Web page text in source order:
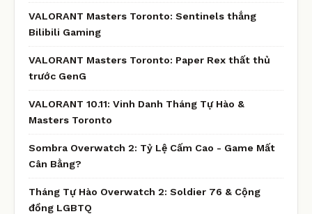
VALORANT Masters Toronto: Sentinels thắng
Bilibili Gaming
VALORANT Masters Toronto: Paper Rex thất thủ
trước GenG
VALORANT 10.11: Vinh Danh Tháng Tự Hào &
Masters Toronto
Sombra Overwatch 2: Tỷ Lệ Cấm Cao - Game Mất
Cân Bằng?
Tháng Tự Hào Overwatch 2: Soldier 76 & Cộng
đồng LGBTQ